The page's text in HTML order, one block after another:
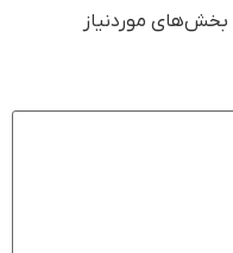
بخش‌های موردنیاز